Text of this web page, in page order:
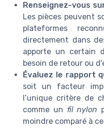
Renseignez-vous
Les pièces peuvent
plateformes
directement dans
apporte un certain
besoin de retour ou
Évaluez le rapport
soit un facteur
l’unique critère de
comme un fil nylon
moindre comparé à